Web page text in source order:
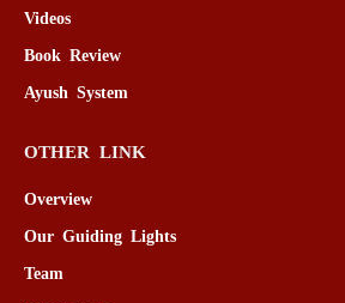
Videos
Book Review
Ayush System
OTHER LINK
Overview
Our Guiding Lights
Team